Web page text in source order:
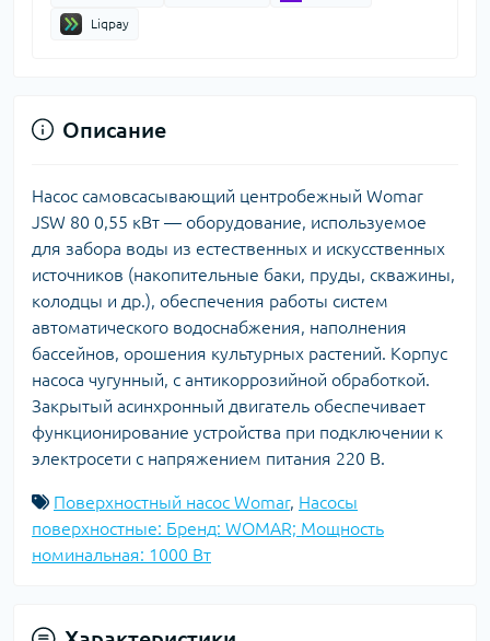
Liqpay
Описание
Насос самовсасывающий центробежный Womar
JSW 80 0,55 кВт — оборудование, используемое
для забора воды из естественных и искусственных
источников (накопительные баки, пруды, скважины,
колодцы и др.), обеспечения работы систем
автоматического водоснабжения, наполнения
бассейнов, орошения культурных растений. Корпус
насоса чугунный, с антикоррозийной обработкой.
Закрытый асинхронный двигатель обеспечивает
функционирование устройства при подключении к
электросети с напряжением питания 220 В.
Поверхностный насос Womar, Насосы
поверхностные: Бренд: WOMAR; Мощность
номинальная: 1000 Вт